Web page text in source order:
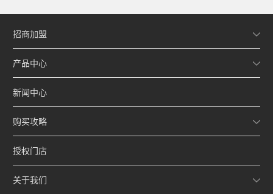
招商加盟
产品中心
新闻中心
购买攻略
授权门店
关于我们